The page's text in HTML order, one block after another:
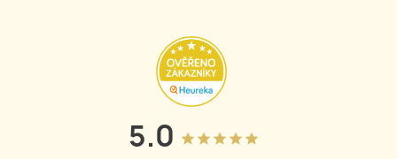
5.0 grade grade grade grade grade